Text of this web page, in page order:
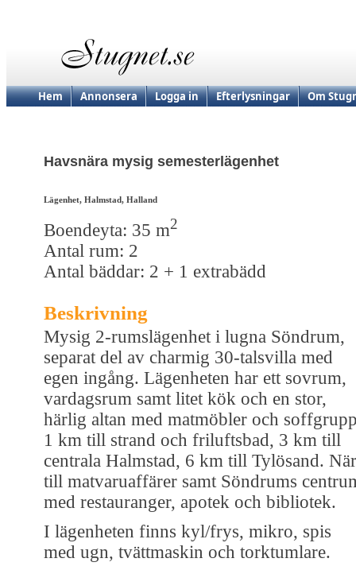
Hem Annonsera Logga in Efterlysningar Om
Havsnära mysig semesterlägenhet
Lägenhet, Halmstad, Halland
Boendeyta: 35 m2
Antal rum: 2
Antal bäddar: 2 + 1 extrabädd
Beskrivning
Mysig 2-rumslägenhet i lugna Söndrum,
separat del av charmig 30-talsvilla med
egen ingång. Lägenheten har ett sovrum,
vardagsrum samt litet kök och en stor,
härlig altan med matmöbler och
1 km till strand och friluftsbad, 3 km till
centrala Halmstad, 6 km till Tylösand.
till matvaruaffärer samt Söndrums
med restauranger, apotek och bibliotek.
I lägenheten finns kyl/frys, mikro, spis
med ugn, tvättmaskin och torktumlare.